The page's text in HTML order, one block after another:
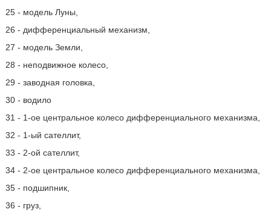
25 - модель Луны,
26 - дифференциальный механизм,
27 - модель Земли,
28 - неподвижное колесо,
29 - заводная головка,
30 - водило
31 - 1-ое центральное колесо дифференциального механизма,
32 - 1-ый сателлит,
33 - 2-ой сателлит,
34 - 2-ое центральное колесо дифференциального механизма,
35 - подшипник,
36 - груз,